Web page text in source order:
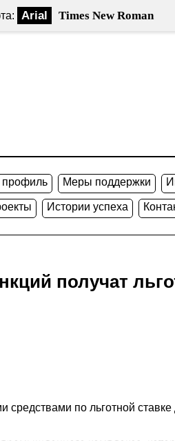
Arial Times New Roman
профиль Меры поддержки
Истории успеха
получат
средствами по льготной